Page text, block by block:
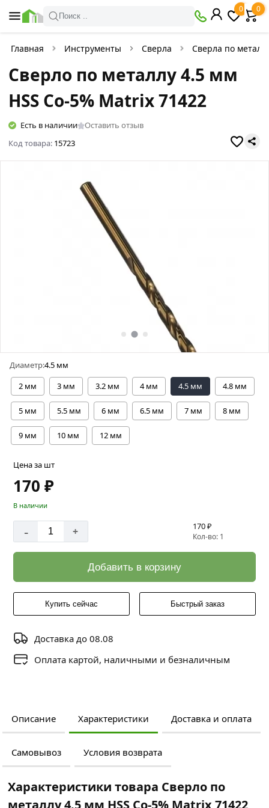
Поиск ..
0 0
Главная Инструменты Сверла Сверла по
Сверло по металлу 4.5 мм
HSS Co-5% Matriх 71422
Есть в наличии
Оставить отзыв
Код товара: 15723
Диаметр:4.5 мм
2 мм
3 мм 3.2 мм 4 мм 4.5 мм 4.8 мм
5 мм 5.5 мм 6 мм 6.5 мм 7 мм 8 мм
9 мм 10 мм 12 мм
Цена за шт
170 ₽
В наличии
- + 170 ₽
Кол-во: 1
Добавить в корзину
Купить сейчас Быстрый заказ
Доставка до 08.08
Оплата картой, наличными и безналичным
Описание Характеристики Доставка и оплата
Самовывоз Условия возврата
Характеристики товара Сверло по